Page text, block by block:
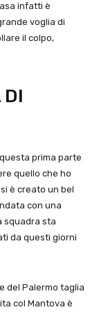
infatti è
voglia di
il colpo,
prima parte
quello che ho
è creato un bel
con una
squadra sta
da questi giorni
del Palermo taglia
col Mantova è